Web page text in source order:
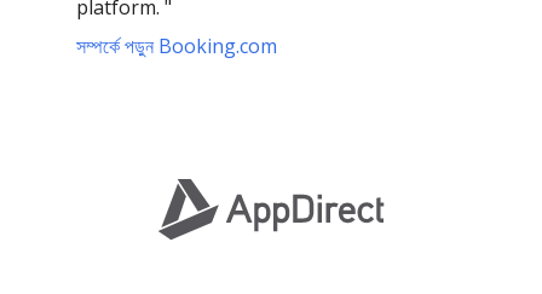
platform. "
সম্পর্কে পড়ুন Booking.com